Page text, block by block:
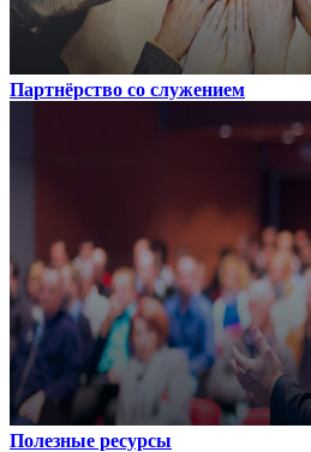
Партнёрство со служением
Полезные ресурсы